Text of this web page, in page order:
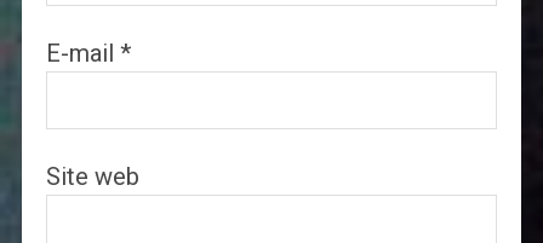
E-mail *
Site web